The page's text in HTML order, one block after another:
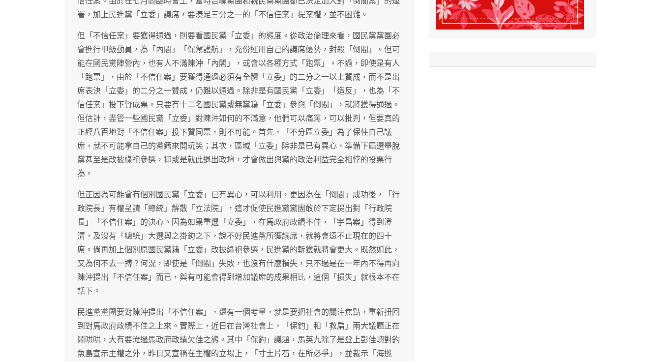
署，加上民進黨「立委」議席，要湊足三分之一的「不信任案」提案權，並不困難。
但「不信任案」要獲得通過，則要看國民黨「立委」的態度。從政治倫理來看，國民黨黨團必
會進行甲級動員，為「內閣」「保駕護航」，充份運用自己的議席優勢，封殺「倒閣」。但可
能在國民黨陣營內，也有人不滿陳沖「內閣」，或會以各種方式「跑票」。不過，即使是有人
「跑票」，由於「不信任案」要獲得通過必須有全體「立委」的二分之一以上贊成，而不是出
席表決「立委」的二分之一贊成，仍難以通過。除非是有國民黨「立委」「造反」，也為「不
信任案」投下贊成票。只要有十二名國民黨或無黨籍「立委」參與「倒閣」，就將獲得通過。
但估計，盡管一些國民黨「立委」對陳沖如何的不滿意，他們可以痛罵，可以批判，但要真的
正經八百地對「不信任案」投下贊同票，則不可能。首先，「不分區立委」為了保住自己議
席，就不可能拿自己的黨籍來開玩笑；其次，區域「立委」除非是已有異心，準備下屆選舉脫
黨甚至是改披綠袍參選，抑或是就此退出政壇，才會做出與黨的政治利益完全相悖的投票行
為。
但正因為可能會有個別國民黨「立委」已有異心，可以利用，更因為在「倒閣」成功後，「行
政院長」有權呈請「總統」解散「立法院」，這才促使民進黨黨團敢於下定提出對「行政院
長」「不信任案」的決心。因為如果重選「立委」，在馬政府政績不佳，「宇昌案」得到澄
清，及沒有「總統」大選與之掛鉤之下，說不好民進黨所獲議席，就將會遠不止現在的四十
席。倘再加上個別原國民黨籍「立委」改披綠袍參選，民進黨的斬獲就將會更大。既然如此，
又為何不去一搏？何況，即使是「倒閣」失敗，也沒有什麼損失，只不過是在一年內不得再向
陳沖提出「不信任案」而已，與有可能會得到增加議席的成果相比，這個「損失」就根本不在
話下。
民進黨黨團要對陳沖提出「不信任案」，還有一個考量，就是要把社會的關注焦點，重新扭回
到對馬政府政績不佳之上來。實際上，近日在台灣社會上，「保釣」和「救扁」兩大議題正在
鬧哄哄，大有要淹過馬政府政績欠佳之態。其中「保釣」議題，馬英九除了是登上彭佳嶼對釣
魚島宣示主權之外，昨日又宣稱在主權的立場上，「寸土片石，在所必爭」，並裁示「海巡